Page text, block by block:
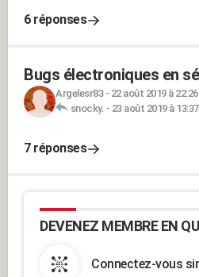
6 réponses
Bugs électroniques en
Argelesr83- 22 août 2019 à 22:26
snocky. - 23 août 2019 à 13:37
7 réponses
DEVENEZ MEMBRE EN
Connectez-vous